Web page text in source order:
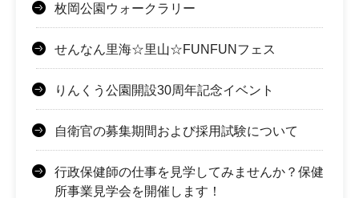
枚岡公園ウォークラリー
せんなん里海☆里山☆FUNFUNフェス
りんくう公園開設30周年記念イベント
自衛官の募集期間および採用試験について
行政保健師の仕事を見学してみませんか？保健
所事業見学会を開催します！